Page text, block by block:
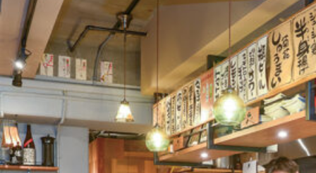
京都の書店
CULTURE
すべて